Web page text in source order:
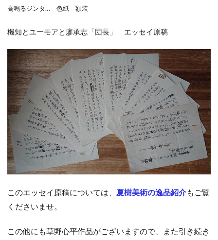
高鳴るジンタ… 色紙 額装
機知とユーモアと廖承志「団長」 エッセイ原稿
このエッセイ原稿については、 夏樹美術の逸品紹介もご覧
くださいませ。
この他にも草野心平作品がございますので、また引き続き